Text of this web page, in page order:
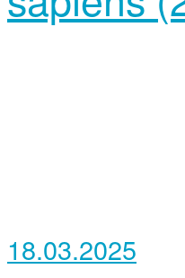
18.03.2025